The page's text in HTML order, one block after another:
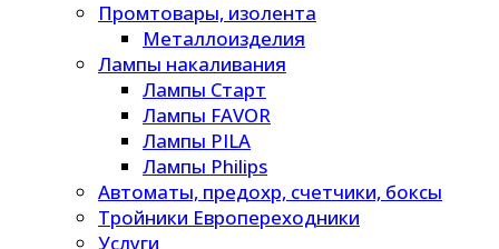
Промтовары, изолента
Металлоизделия
Лампы накаливания
Лампы Старт
Лампы FAVOR
Лампы PILA
Лампы Philips
Автоматы, предохр, счетчики, боксы
Тройники Европереходники
Услуги